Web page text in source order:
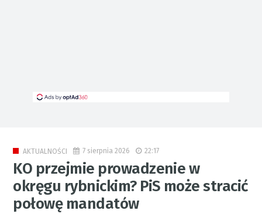
AKTUALNOŚCI 7 sierpnia 2026 22:17
KO przejmie prowadzenie w
okręgu rybnickim? PiS może stracić
połowę mandatów